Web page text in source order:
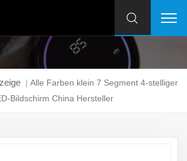
| Alle Farben klein 7 Segment 4-stelliger
Bildschirm China Hersteller